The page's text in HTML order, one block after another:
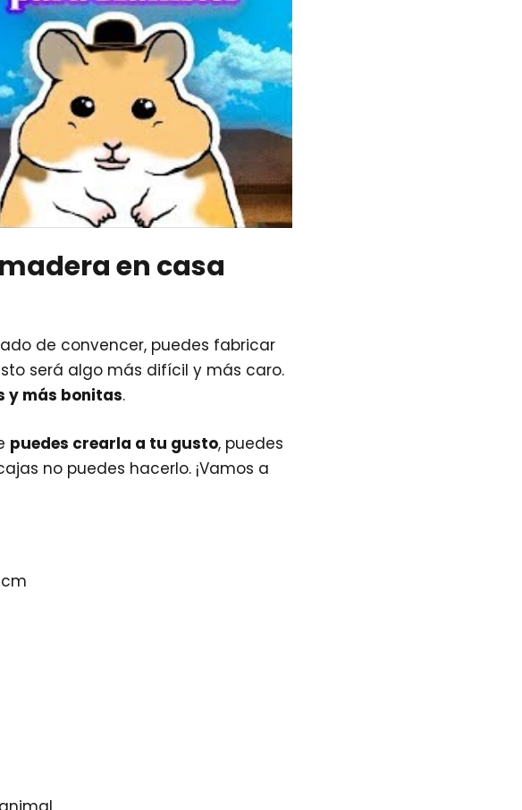
en casa
de convencer, puedes fabricar
será algo más difícil y más caro.
y más bonitas.
puedes crearla a tu gusto, puedes
no puedes hacerlo. ¡Vamos a